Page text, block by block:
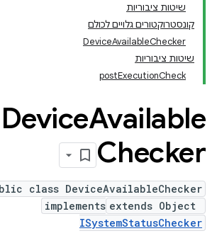
שיטות ציבוריות
קונסטרוקטורים גלויים לכולם
DeviceAvailableChecker
שיטות ציבוריות
postExecutionCheck
DeviceAvailable
Checker
class DeviceAvailableChecker
extends Object
implements
ISystemStatusChecker